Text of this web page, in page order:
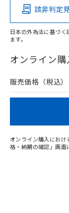
在庫等で未対
問い合わせくだ
該非判定
日本の外為法に基づく
ます。
オンライン購
販売価格（税込）
オンライン購入にお
格・納期の確認」画面